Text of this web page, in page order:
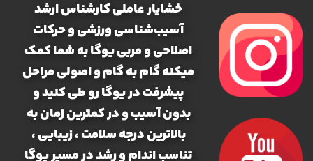
خشایار عاملی کارشناس ارشد
آسیب‌شناسی ورزشی و حرکات
اصلاحی و مربی یوگا به شما کمک
میکنه گام به گام و اصولی مراحل
پیشرفت در یوگا رو طی کنید و
بدون آسیب و در کمترین زمان به
بالاترین درجه سلامت ، زیبایی ،
تناسب اندام و رشد در مسیر یوگا